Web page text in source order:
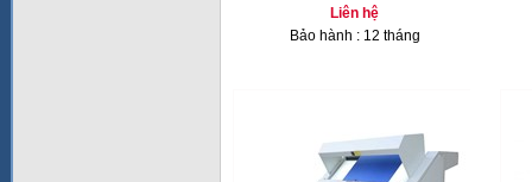
Liên hệ
Bảo hành : 12 tháng